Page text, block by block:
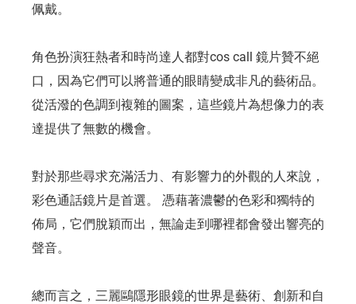
佩戴。
角色扮演狂熱者和時尚達人都對cos call 鏡片贊不絕
口，因為它們可以將普通的眼睛變成非凡的藝術品。
從活潑的色調到複雜的圖案，這些鏡片為想像力的表
達提供了無數的機會。
對於那些尋求充滿活力、有影響力的外觀的人來說，
彩色通話鏡片是首選。 憑藉著濃鬱的色彩和獨特的
佈局，它們脫穎而出，無論走到哪裡都會發出響亮的
聲音。
總而言之，三麗鷗隱形眼鏡的世界是藝術、創新和自